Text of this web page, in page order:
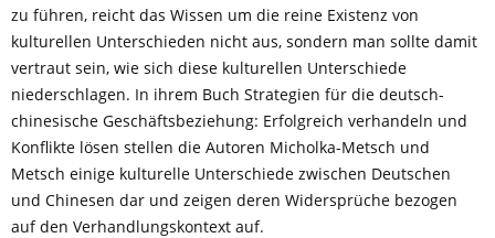
zu führen, reicht das Wissen um die reine Existenz von
kulturellen Unterschieden nicht aus, sondern man sollte damit
vertraut sein, wie sich diese kulturellen Unterschiede
niederschlagen. In ihrem Buch Strategien für die deutsch-
chinesische Geschäftsbeziehung: Erfolgreich verhandeln und
Konflikte lösen stellen die Autoren Micholka-Metsch und
Metsch einige kulturelle Unterschiede zwischen Deutschen
und Chinesen dar und zeigen deren Widersprüche bezogen
auf den Verhandlungskontext auf.